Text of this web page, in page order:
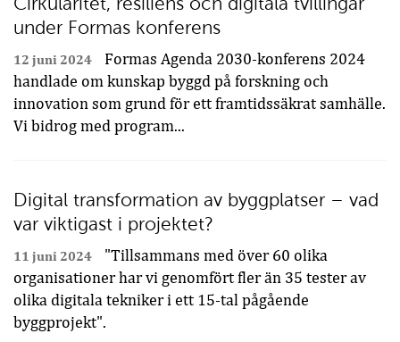
under Formas konferens
12 juni 2024
Formas Agenda 2030-konferens 2024
handlade om kunskap byggd på forskning och
innovation som grund för ett framtidssäkrat samhälle.
Vi bidrog med program...
Digital transformation av byggplatser – vad
var viktigast i projektet?
11 juni 2024
"Tillsammans med över 60 olika
organisationer har vi genomfört fler än 35 tester av
olika digitala tekniker i ett 15-tal pågående
byggprojekt".